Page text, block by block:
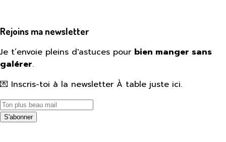
Rejoins ma newsletter
Je t’envoie pleins d'astuces pour bien manger sans
galérer.
💌 Inscris-toi à la newsletter À table juste ici.
S'abonner